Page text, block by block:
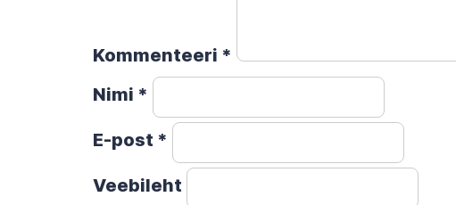
Kommenteeri *
Nimi *
E-post *
Veebileht